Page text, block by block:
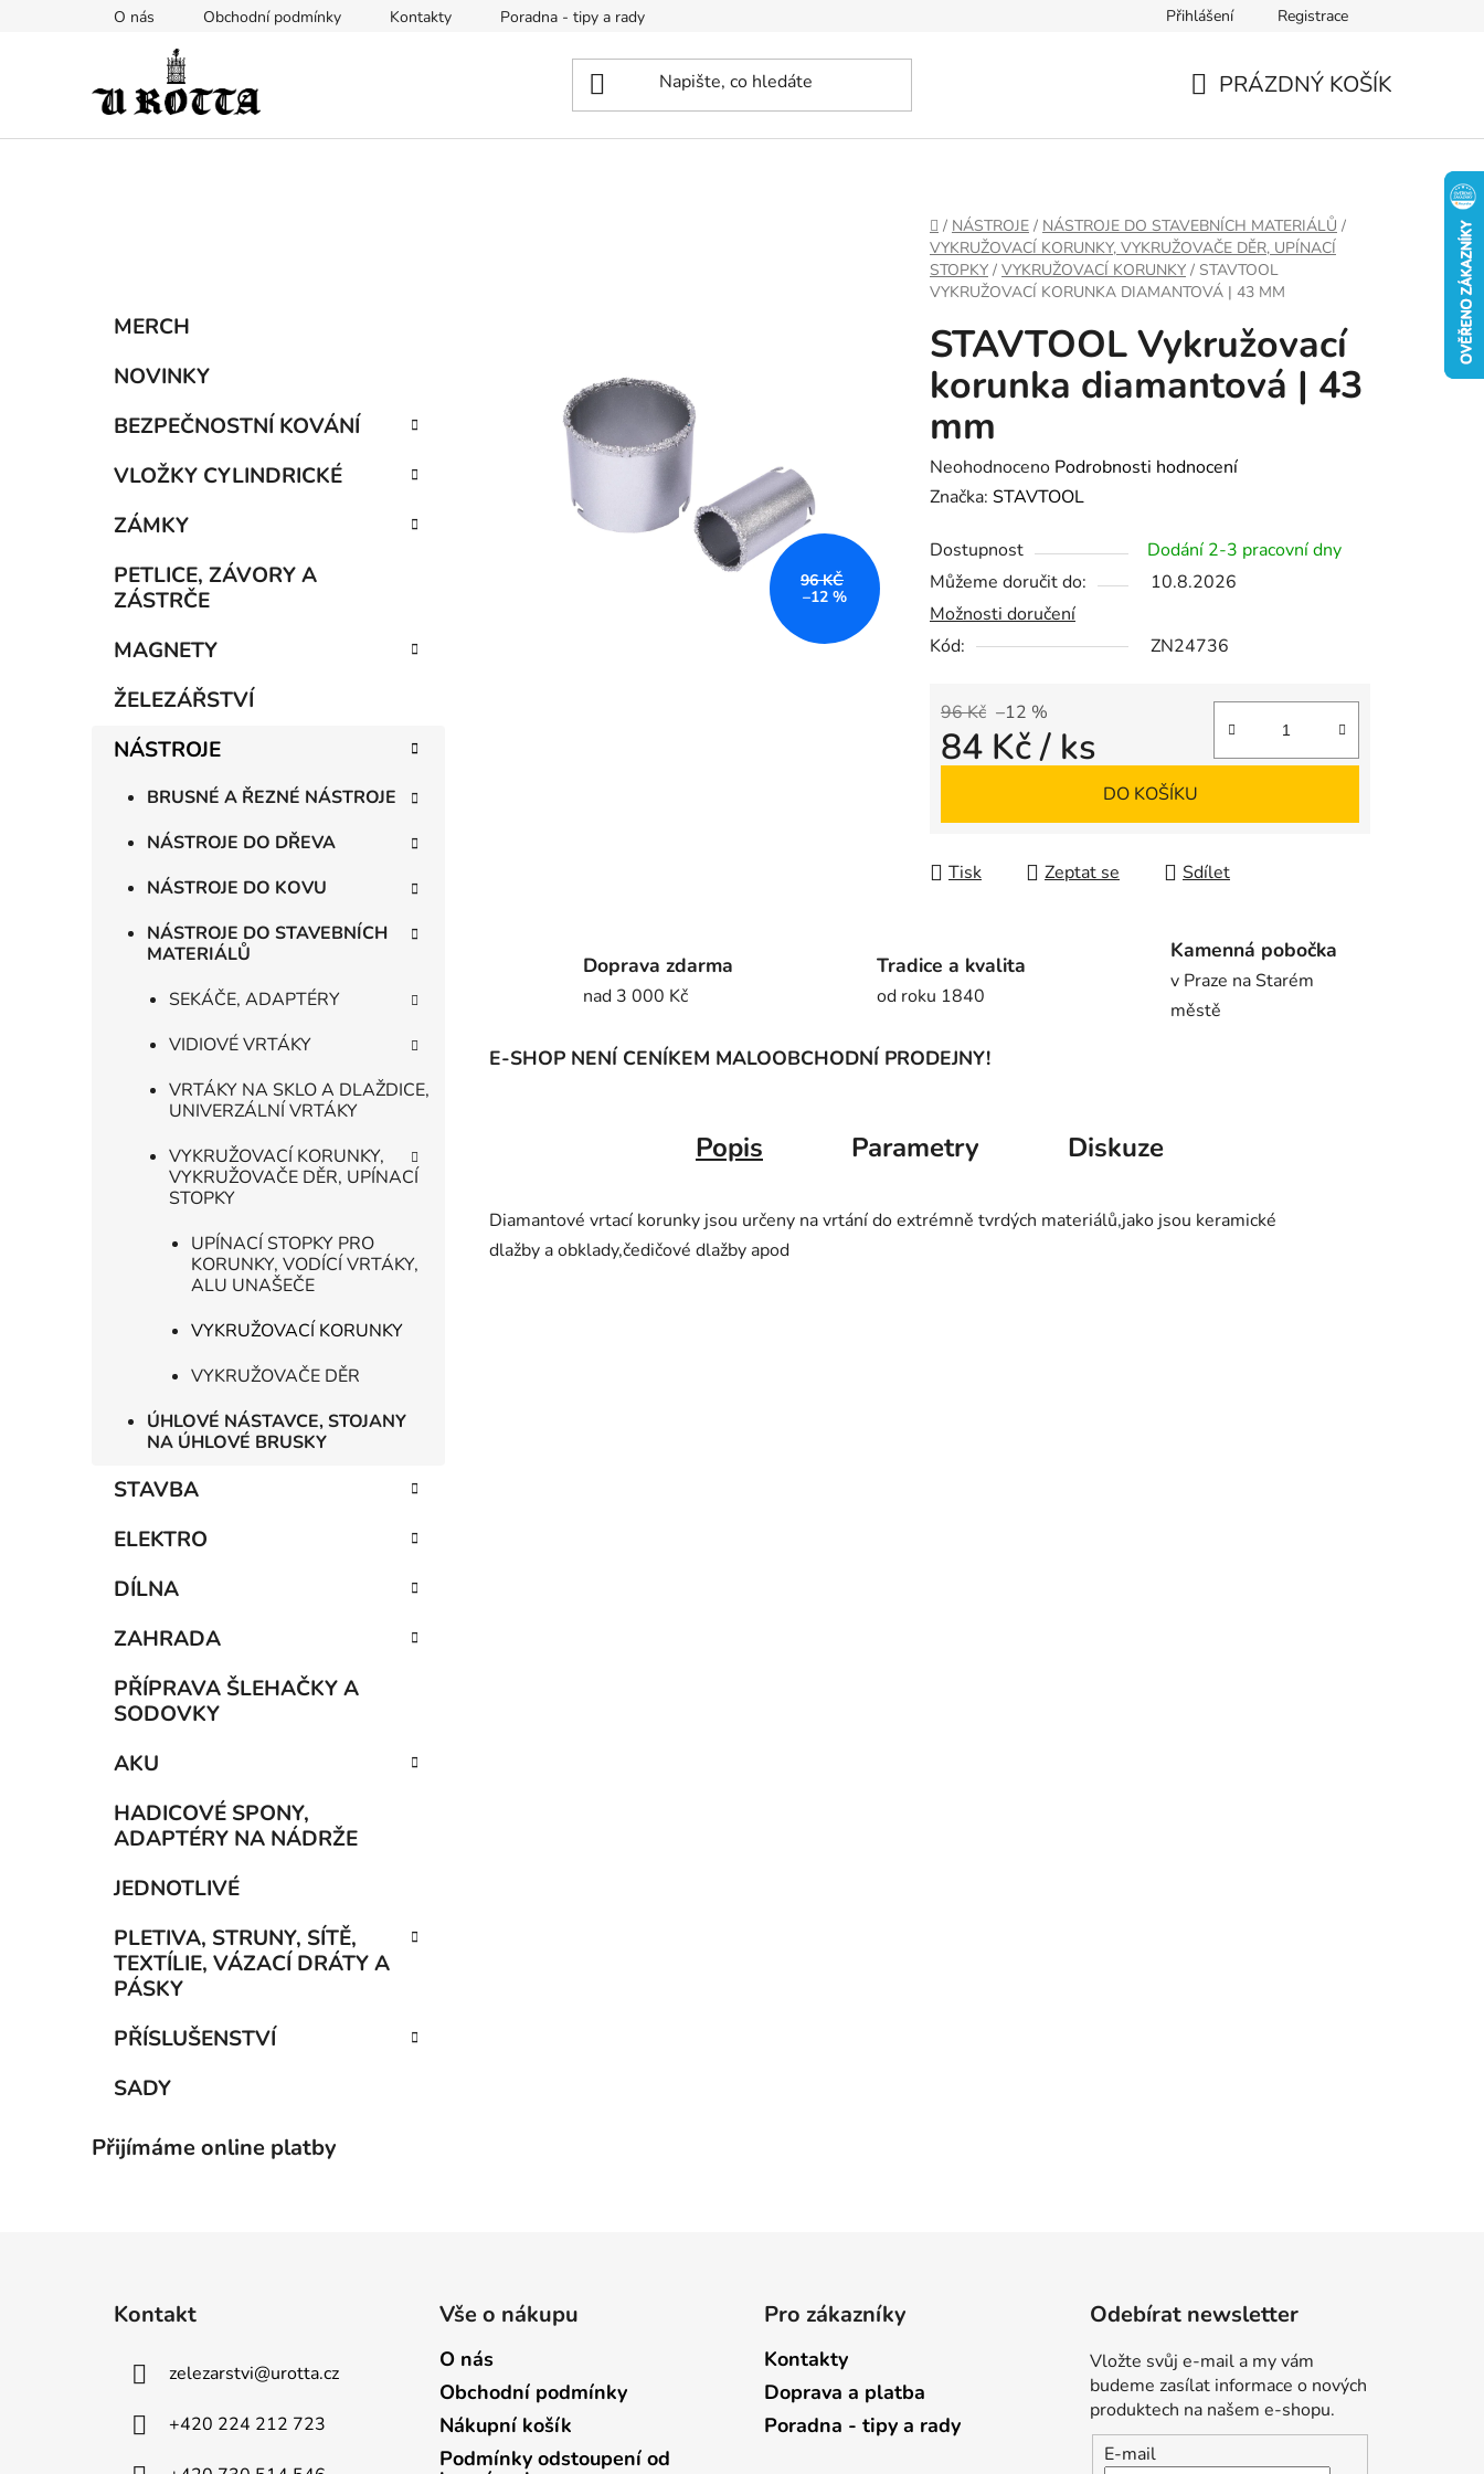
O nás Obchodní podmínky Kontakty Poradna - tipy a rady Přihlášení Registrace
PRÁZDNÝ KOŠÍK
DOMŮ
/ NÁSTROJE / NÁSTROJE DO STAVEBNÍCH MATERIÁLŮ /
VYKRUŽOVACÍ KORUNKY, VYKRUŽOVAČE DĚR, UPÍNACÍ
STOPKY / VYKRUŽOVACÍ KORUNKY / STAVTOOL
VYKRUŽOVACÍ KORUNKA DIAMANTOVÁ | 43 MM
Přeskočit
kategorie
MERCH
NOVINKY
BEZPEČNOSTNÍ KOVÁNÍ
VLOŽKY CYLINDRICKÉ
ZÁMKY
PETLICE, ZÁVORY A
ZÁSTRČE
MAGNETY
ŽELEZÁŘSTVÍ
NÁSTROJE
BRUSNÉ A ŘEZNÉ NÁSTROJE
NÁSTROJE DO DŘEVA
NÁSTROJE DO KOVU
NÁSTROJE DO STAVEBNÍCH
MATERIÁLŮ
SEKÁČE, ADAPTÉRY
VIDIOVÉ VRTÁKY
VRTÁKY NA SKLO A DLAŽDICE,
UNIVERZÁLNÍ VRTÁKY
VYKRUŽOVACÍ KORUNKY,
VYKRUŽOVAČE DĚR, UPÍNACÍ
STOPKY
UPÍNACÍ STOPKY PRO
KORUNKY, VODÍCÍ VRTÁKY,
ALU UNAŠEČE
VYKRUŽOVACÍ KORUNKY
VYKRUŽOVAČE DĚR
ÚHLOVÉ NÁSTAVCE, STOJANY
NA ÚHLOVÉ BRUSKY
STAVBA
ELEKTRO
DÍLNA
ZAHRADA
PŘÍPRAVA ŠLEHAČKY A
SODOVKY
AKU
HADICOVÉ SPONY,
ADAPTÉRY NA NÁDRŽE
JEDNOTLIVÉ
PLETIVA, STRUNY, SÍTĚ,
TEXTÍLIE, VÁZACÍ DRÁTY A
PÁSKY
PŘÍSLUŠENSTVÍ
SADY
Přijímáme online platby
STAVTOOL Vykružovací
korunka diamantová | 43
mm
Průměrné
hodnocení
je
0,0
z
5
Neohodnoceno Podrobnosti hodnocení
Značka: STAVTOOL
Dostupnost
Dodání 2-3 pracovní dny
Můžeme doručit do:
10.8.2026
Možnosti doručení
Kód:
ZN24736
96 Kč –12 %
84 Kč/ ks
DO KOŠÍKU
Tisk Zeptat se Sdílet
96 KČ
–12 %
Doprava zdarma
nad 3 000 Kč
Tradice a kvalita
od roku 1840
Kamenná pobočka
v Praze na Starém
městě
E-SHOP NENÍ CENÍKEM MALOOBCHODNÍ PRODEJNY!
Popis Parametry Diskuze
Diamantové vrtací korunky jsou určeny na vrtání do extrémně tvrdých materiálů,jako jsou keramické
dlažby a obklady,čedičové dlažby apod
Kontakt
zelezarstvi@urotta.cz
+420 224 212 723
Vše o nákupu
O nás
Obchodní podmínky
Nákupní košík
Podmínky odstoupení od
Pro zákazníky
Kontakty
Doprava a platba
Poradna - tipy a rady
Odebírat newsletter
Vložte svůj e-mail a my vám
budeme zasílat informace o nových
produktech na našem e-shopu.
E-mail